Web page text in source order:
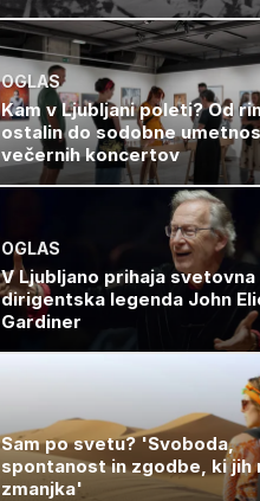
OGLAS
Kam v Ljubljani poleti? Od
ostalin do sodobne
večernih koncertov
OGLAS
V Ljubljano prihaja svetovna
dirigentska legenda John
Gardiner
Sam po svetu? 'Svoboda,
spontanost in zgodbe, ki jih
zmanjka'